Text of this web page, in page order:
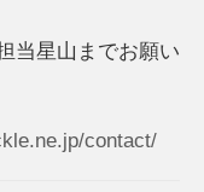
当星山までお願い
contact/